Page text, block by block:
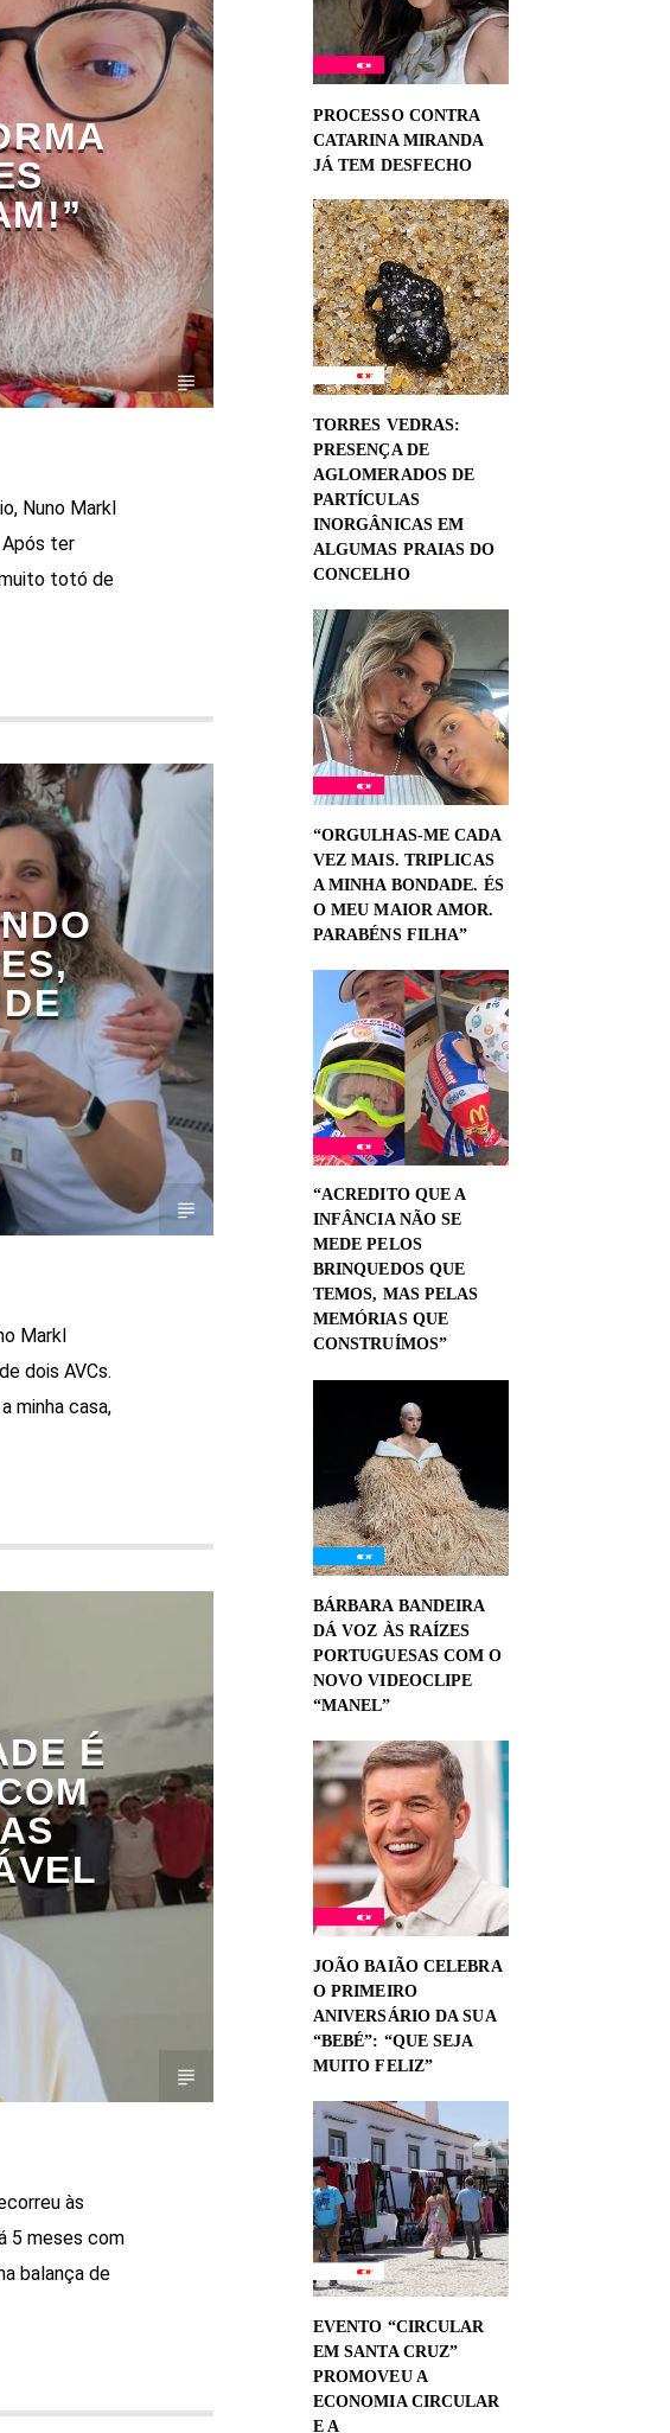
Nuno Markl
ter
muito totó de
Markl
dois AVCs.
minha casa,
É
às
5 meses com
balança de
PROCESSO CONTRA
CATARINA MIRANDA
JÁ TEM DESFECHO
TORRES VEDRAS:
PRESENÇA DE
AGLOMERADOS DE
PARTÍCULAS
INORGÂNICAS EM
ALGUMAS PRAIAS DO
CONCELHO
“ORGULHAS-ME CADA
VEZ MAIS. TRIPLICAS
A MINHA BONDADE. ÉS
O MEU MAIOR AMOR.
PARABÉNS FILHA”
“ACREDITO QUE A
INFÂNCIA NÃO SE
MEDE PELOS
BRINQUEDOS QUE
TEMOS, MAS PELAS
MEMÓRIAS QUE
CONSTRUÍMOS”
BÁRBARA BANDEIRA
DÁ VOZ ÀS RAÍZES
PORTUGUESAS COM O
NOVO VIDEOCLIPE
“MANEL”
JOÃO BAIÃO CELEBRA
O PRIMEIRO
ANIVERSÁRIO DA SUA
“BEBÉ”: “QUE SEJA
MUITO FELIZ”
EVENTO “CIRCULAR
EM SANTA CRUZ”
PROMOVEU A
ECONOMIA CIRCULAR
E A